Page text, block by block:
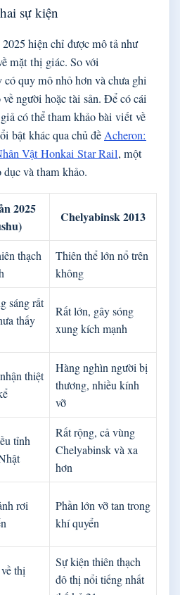
sự kiện
hiện chỉ được mô tả như
mặt thị giác. So với
quy mô nhỏ hơn và chưa ghi
người hoặc tài sản. Để có cái
có thể tham khảo bài viết về
bật khác qua chủ đềAcheron:
Vật Honkai Star Rail, một
và tham khảo.
2025
Chelyabinsk 2013
thạch
Thiên thể lớn nổ trên
không
sáng rất
thấy
Rất lớn, gây sóng
xung kích mạnh
thiệt
Hàng nghìn người bị
thương, nhiều kính
vỡ
tỉnh
Rất rộng, cả vùng
Chelyabinsk và xa
hơn
rơi
Phần lớn vỡ tan trong
khí quyển
thị
Sự kiện thiên thạch
đô thị nổi tiếng nhất